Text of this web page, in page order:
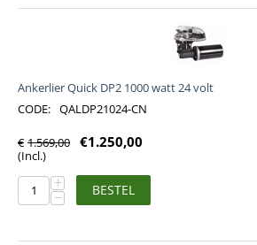
Ankerlier Quick DP2 1000 watt 24 volt
CODE: QALDP21024-CN
€ 1.569,00 €1.250,00
(Incl.)
+
− BESTEL